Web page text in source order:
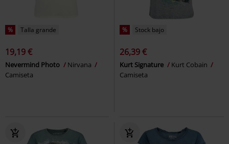
% Talla grande
19,19 €
Nevermind Photo
Nirvana
Camiseta
% Stock bajo
26,39 €
Kurt Signature
Kurt Cobain
Camiseta